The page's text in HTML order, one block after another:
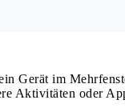
Gerät im
Aktivitäten oder